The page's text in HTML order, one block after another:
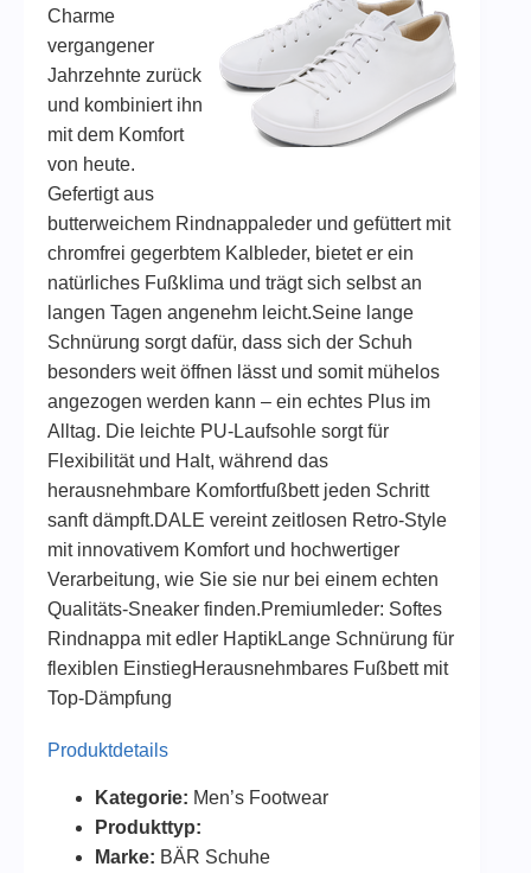
Charme
vergangener
Jahrzehnte zurück
und kombiniert ihn
mit dem Komfort
von heute.
Gefertigt aus
butterweichem Rindnappaleder und gefüttert mit
chromfrei gegerbtem Kalbleder, bietet er ein
natürliches Fußklima und trägt sich selbst an
langen Tagen angenehm leicht.Seine lange
Schnürung sorgt dafür, dass sich der Schuh
besonders weit öffnen lässt und somit mühelos
angezogen werden kann – ein echtes Plus im
Alltag. Die leichte PU-Laufsohle sorgt für
Flexibilität und Halt, während das
herausnehmbare Komfortfußbett jeden Schritt
sanft dämpft.DALE vereint zeitlosen Retro-Style
mit innovativem Komfort und hochwertiger
Verarbeitung, wie Sie sie nur bei einem echten
Qualitäts-Sneaker finden.Premiumleder: Softes
Rindnappa mit edler HaptikLange Schnürung für
flexiblen EinstiegHerausnehmbares Fußbett mit
Top-Dämpfung
Produktdetails
Kategorie: Men’s Footwear
Produkttyp:
Marke: BÄR Schuhe